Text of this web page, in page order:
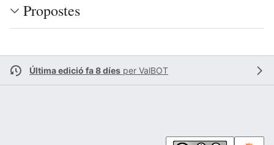
Propostes
Última edició fa 8 díes per ValBOT